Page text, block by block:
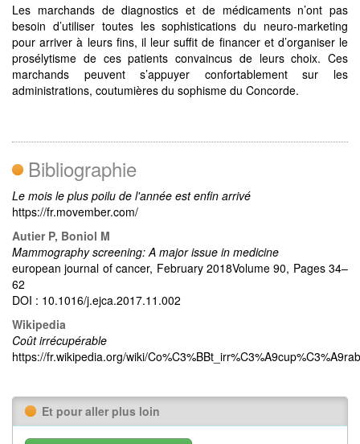
Les marchands de diagnostics et de médicaments n’ont pas
besoin d’utiliser toutes les sophistications du neuro-marketing
pour arriver à leurs fins, il leur suffit de financer et d’organiser le
prosélytisme de ces patients convaincus de leurs choix. Ces
marchands peuvent s’appuyer confortablement sur les
administrations, coutumières du sophisme du Concorde.
Bibliographie
Le mois le plus poilu de l'année est enfin arrivé
https://fr.movember.com/
Autier P, Boniol M
Mammography screening: A major issue in medicine
european journal of cancer, February 2018Volume 90, Pages 34–
62
DOI : 10.1016/j.ejca.2017.11.002
Wikipedia
Coût irrécupérable
https://fr.wikipedia.org/wiki/
Et pour aller plus loin